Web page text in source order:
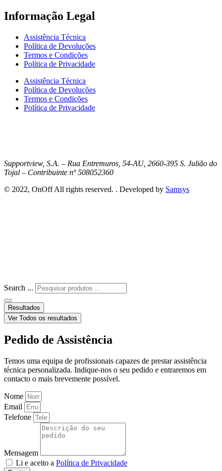
Informação Legal
Assistência Técnica
Política de Devoluções
Termos e Condições
Política de Privacidade
Assistência Técnica
Política de Devoluções
Termos e Condições
Política de Privacidade
Supportview, S.A. – Rua Entremuros, 54-AU, 2660-395 S. Julião do
Tojal – Contribuinte nº 508052360
© 2022, OnOff All rights reserved. . Developed by Samsys
Search ...
Resultados
Ver Todos os resultados
Pedido de Assistência
Temos uma equipa de profissionais capazes de prestar assistência
técnica personalizada. Indique-nos o seu pedido e entraremos em
contacto o mais brevemente possível.
Nome
Email
Telefone
Mensagem
Li e aceito a Política de Privacidade